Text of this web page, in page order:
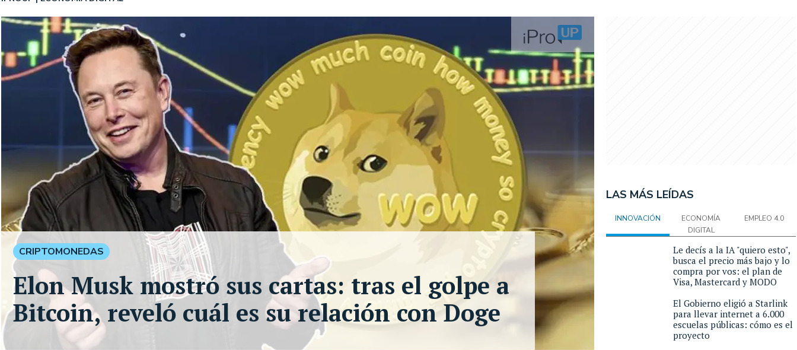
CRIPTOMONEDAS
Elon Musk mostró sus cartas: tras el golpe a
Bitcoin, reveló cuál es su relación con Doge
LAS MÁS LEÍDAS
INNOVACIÓN
ECONOMÍA
DIGITAL
EMPLEO 4.0
Le decís a la IA "quiero esto",
busca el precio más bajo y lo
compra por vos: el plan de
Visa, Mastercard y MODO
El Gobierno eligió a Starlink
para llevar internet a 6.000
escuelas públicas: cómo es el
proyecto